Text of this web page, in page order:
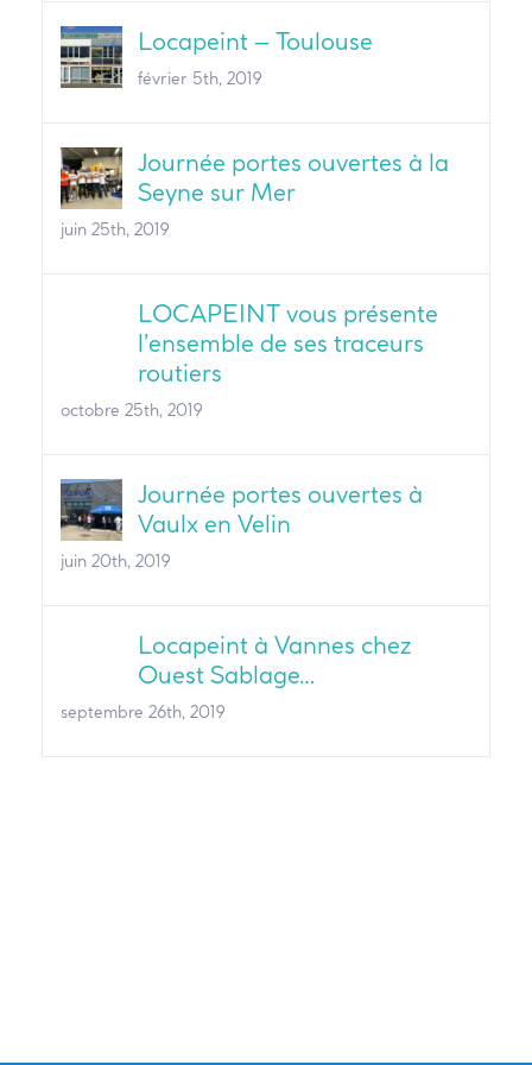
Locapeint – Toulouse
février 5th, 2019
Journée portes ouvertes à la
Seyne sur Mer
juin 25th, 2019
LOCAPEINT vous présente
l’ensemble de ses traceurs
routiers
octobre 25th, 2019
Journée portes ouvertes à
Vaulx en Velin
juin 20th, 2019
Locapeint à Vannes chez
Ouest Sablage…
septembre 26th, 2019